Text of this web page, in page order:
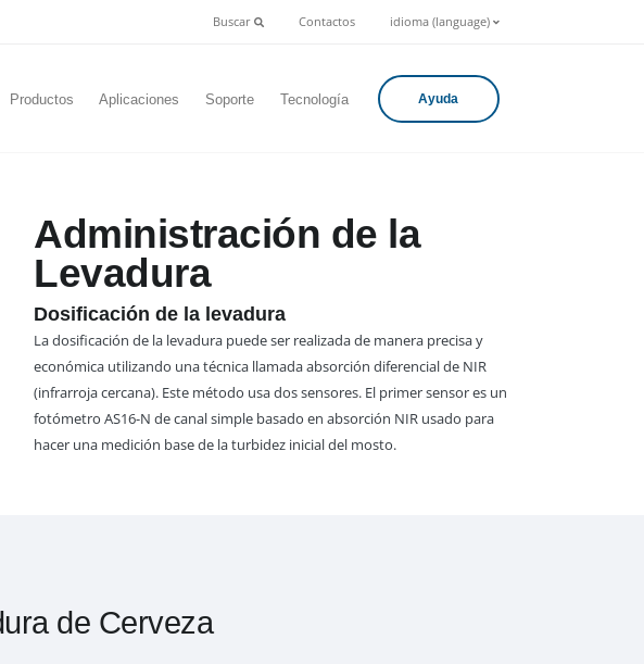
Buscar Contactos idioma (language)
Productos Aplicaciones Soporte Tecnología Ayuda
Administración de la
Levadura
Dosificación de la levadura
La dosificación de la levadura puede ser realizada de manera precisa y
económica utilizando una técnica llamada absorción diferencial de NIR
(infrarroja cercana). Este método usa dos sensores. El primer sensor es un
fotómetro AS16-N de canal simple basado en absorción NIR usado para
hacer una medición base de la turbidez inicial del mosto.
de Cerveza